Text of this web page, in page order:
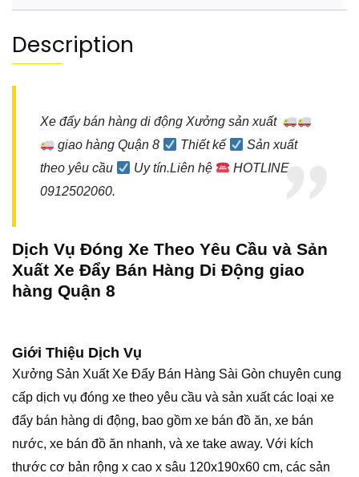
Description
Xe đẩy bán hàng di động Xưởng sản xuất
giao hàng Quận 8
Thiết kế
Sản xuất
theo yêu cầu
Uy tín.Liên hệ
HOTLINE
0912502060.
Dịch Vụ Đóng Xe Theo Yêu Cầu và Sản
Xuất Xe Đẩy Bán Hàng Di Động giao
hàng Quận 8
Giới Thiệu Dịch Vụ
Xưởng Sản Xuất Xe Đẩy Bán Hàng Sài Gòn chuyên cung
cấp dịch vụ đóng xe theo yêu cầu và sản xuất các loại xe
đẩy bán hàng di động, bao gồm xe bán đồ ăn, xe bán
nước, xe bán đồ ăn nhanh, và xe take away. Với kích
thước cơ bản rộng x cao x sâu 120x190x60 cm, các sản